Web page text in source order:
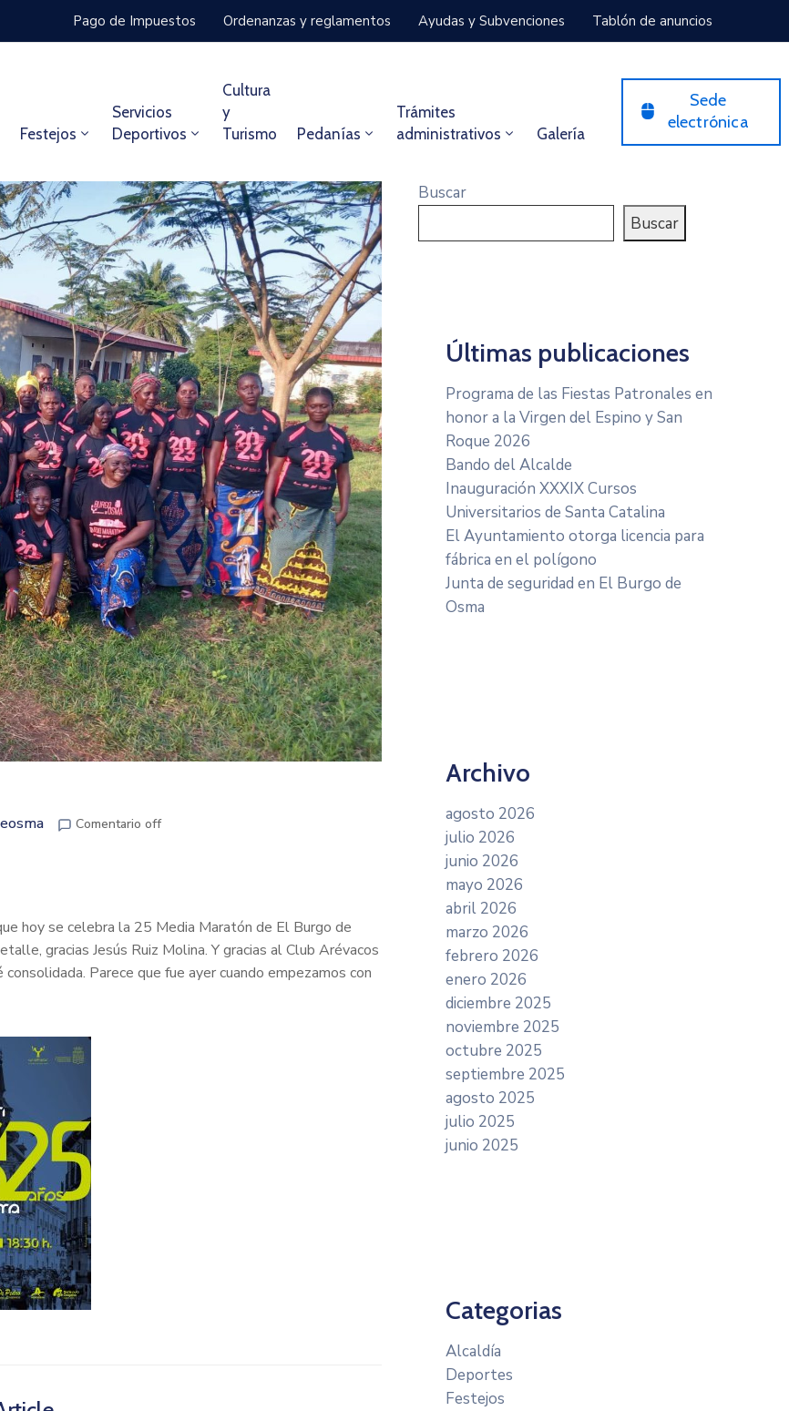
Pago de Impuestos Ordenanzas y reglamentos Ayudas y Subvenciones Tablón de anuncios
Festejos
Servicios
Deportivos
Cultura
y
Turismo
Pedanías
Trámites
administrativos
Galería
Sede
electrónica
Comentario off
hoy se celebra la 25 Media Maratón de El Burgo de
gracias Jesús Ruiz Molina. Y gracias al Club Arévacos
Parece que fue ayer cuando empezamos con
Buscar
Buscar
Últimas publicaciones
Programa de las Fiestas Patronales en
honor a la Virgen del Espino y San
Roque 2026
Bando del Alcalde
Inauguración XXXIX Cursos
Universitarios de Santa Catalina
El Ayuntamiento otorga licencia para
fábrica en el polígono
Junta de seguridad en El Burgo de
Osma
Archivo
agosto 2026
julio 2026
junio 2026
mayo 2026
abril 2026
marzo 2026
febrero 2026
enero 2026
diciembre 2025
noviembre 2025
octubre 2025
septiembre 2025
agosto 2025
julio 2025
junio 2025
Categorias
Alcaldía
Deportes
Festejos